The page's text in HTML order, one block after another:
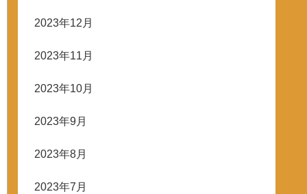
2023年12月
2023年11月
2023年10月
2023年9月
2023年8月
2023年7月